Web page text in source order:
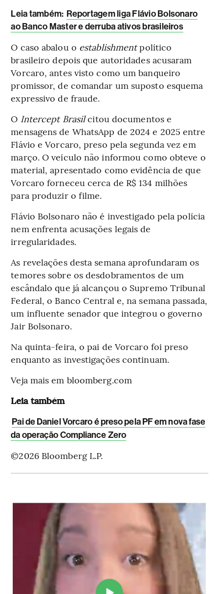
Leia também: Reportagem liga Flávio Bolsonaro
ao Banco Master e derruba ativos brasileiros
O caso abalou o establishmentpolítico
brasileiro depois que autoridades acusaram
Vorcaro, antes visto como um banqueiro
promissor, de comandar um suposto esquema
expressivo de fraude.
O Intercept Brasilcitou documentos e
mensagens de WhatsApp de 2024 e 2025 entre
Flávio e Vorcaro, preso pela segunda vez em
março. O veículo não informou como obteve o
material, apresentado como evidência de que
Vorcaro forneceu cerca de R$ 134 milhões
para produzir o filme.
Flávio Bolsonaro não é investigado pela polícia
nem enfrenta acusações legais de
irregularidades.
As revelações desta semana aprofundaram os
temores sobre os desdobramentos de um
escândalo que já alcançou o Supremo Tribunal
Federal, o Banco Central e, na semana passada,
um influente senador que integrou o governo
Jair Bolsonaro.
Na quinta-feira, o pai de Vorcaro foi preso
enquanto as investigações continuam.
Veja mais em bloomberg.com
Leia também
Pai de Daniel Vorcaro é preso pela PF em nova fase
da operação Compliance Zero
©2026 Bloomberg L.P.